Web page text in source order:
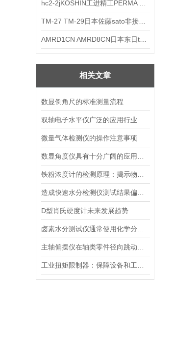
相关文章
数显倒角尺的标准测量流程
双轴电子水平仪广泛的应用行业
微量气体检测仪的操作注意事项
D型肖氏硬度计未来发展趋势